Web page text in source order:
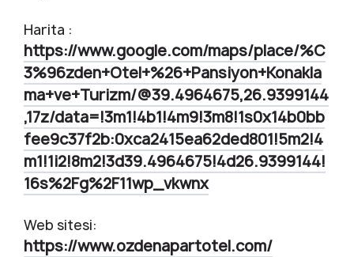
Harita :
https://www.google.com/maps/place/%C
3%96zden+Otel+%26+Pansiyon+Konakla
ma+ve+Turizm/@39.4964675,26.9399144
,17z/data=!3m1!4b1!4m9!3m8!1s0x14b0bb
fee9c37f2b:0xca2415ea62ded801!5m2!4
m1!1i2!8m2!3d39.4964675!4d26.9399144!
16s%2Fg%2F11wp_vkwnx
Web sitesi:
https://www.ozdenapartotel.com/